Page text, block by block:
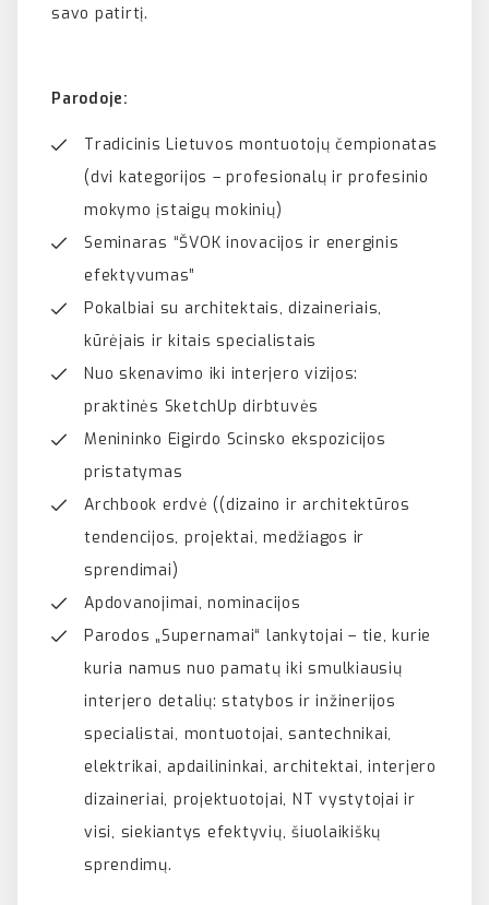
savo patirtį.
Parodoje:
Tradicinis Lietuvos montuotojų čempionatas
(dvi kategorijos – profesionalų ir profesinio
mokymo įstaigų mokinių)
Seminaras “ŠVOK inovacijos ir energinis
efektyvumas”
Pokalbiai su architektais, dizaineriais,
kūrėjais ir kitais specialistais
Nuo skenavimo iki interjero vizijos:
praktinės SketchUp dirbtuvės
Menininko Eigirdo Scinsko ekspozicijos
pristatymas
Archbook erdvė ((dizaino ir architektūros
tendencijos, projektai, medžiagos ir
sprendimai)
Apdovanojimai, nominacijos
Parodos „Supernamai“ lankytojai – tie, kurie
kuria namus nuo pamatų iki smulkiausių
interjero detalių: statybos ir inžinerijos
specialistai, montuotojai, santechnikai,
elektrikai, apdailininkai, architektai, interjero
dizaineriai, projektuotojai, NT vystytojai ir
visi, siekiantys efektyvių, šiuolaikiškų
sprendimų.